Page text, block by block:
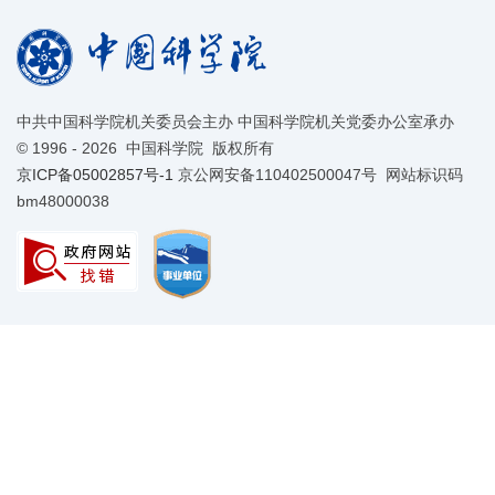
中共中国科学院机关委员会主办 中国科学院机关党委办公室承办
© 1996 - 2026 中国科学院 版权所有
京ICP备05002857号-1 京公网安备110402500047号 网站标识码
bm48000038